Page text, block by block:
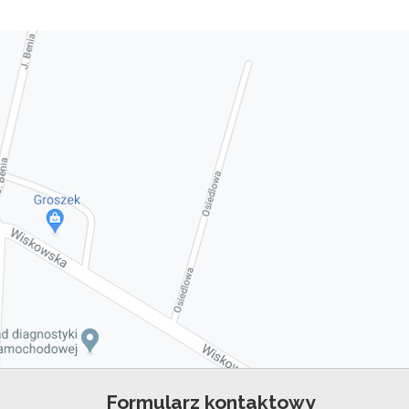
Formularz kontaktowy